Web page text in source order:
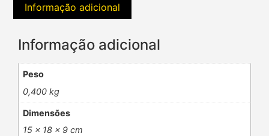
Informação adicional
Informação adicional
Peso
0,400 kg
Dimensões
15 × 18 × 9 cm